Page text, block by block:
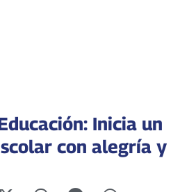
Inicia un
con alegría y